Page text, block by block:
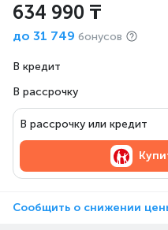
634 990 ₸
до 31 749 бонусов
В кредит
В рассрочку
В рассрочку или кредит
Сообщить о снижении